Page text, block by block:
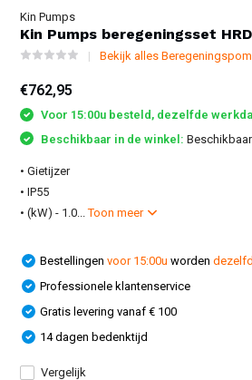
Kin Pumps
Kin Pumps beregeningsset
Bekijk alles
€762,95
Voor 15:00u besteld, dezelfde
Beschikbaar in de winkel:
• Gietijzer
• IP55
• (kW) - 1.0...Toon meer
Bestellingenvoor 15:00u worden
Professionele klantenservice
Gratis levering vanaf € 100
14 dagen bedenktijd
Vergelijk